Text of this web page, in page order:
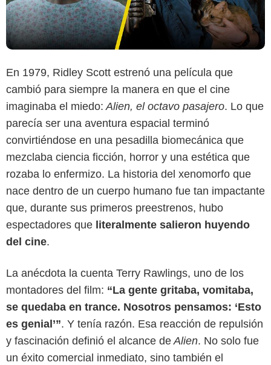
En 1979, Ridley Scott estrenó una película que
cambió para siempre la manera en que el cine
imaginaba el miedo: Alien, el octavo pasajero. Lo que
parecía ser una aventura espacial terminó
convirtiéndose en una pesadilla biomecánica que
mezclaba ciencia ficción, horror y una estética que
rozaba lo enfermizo. La historia del xenomorfo que
nace dentro de un cuerpo humano fue tan impactante
que, durante sus primeros preestrenos, hubo
espectadores que literalmente salieron huyendo
del cine.
La anécdota la cuenta Terry Rawlings, uno de los
montadores del film: “La gente gritaba, vomitaba,
se quedaba en trance. Nosotros pensamos: ‘Esto
es genial’”. Y tenía razón. Esa reacción de repulsión
y fascinación definió el alcance de Alien. No solo fue
un éxito comercial inmediato, sino también el